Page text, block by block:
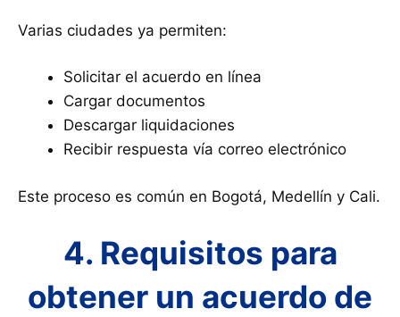
Varias ciudades ya permiten:
Solicitar el acuerdo en línea
Cargar documentos
Descargar liquidaciones
Recibir respuesta vía correo electrónico
Este proceso es común en Bogotá, Medellín y Cali.
4. Requisitos para
obtener un acuerdo de